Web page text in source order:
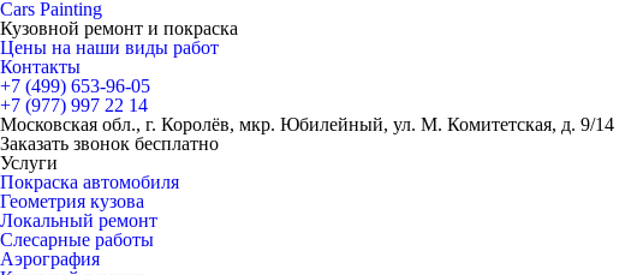
Cars Painting
Кузовной ремонт и покраска
Цены на наши виды работ
Контакты
+7 (499) 653-96-05
+7 (977) 997 22 14
Московская обл., г. Королёв, мкр. Юбилейный, ул. М. Комитетская, д. 9/14
Заказать звонок бесплатно
Услуги
Покраска автомобиля
Геометрия кузова
Локальный ремонт
Слесарные работы
Аэрография